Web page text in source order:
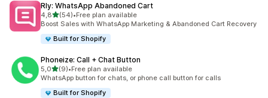
Rly: WhatsApp Abandoned Cart
4,8de 5 estrelas
(54)
54 total de avaliações
•Free plan available
Boost Sales with WhatsApp Marketing & Abandoned Cart Recovery
Built for Shopify
Phoneize: Call + Chat Button
5,0de 5 estrelas
(9)
9 total de avaliações
•Free plan available
WhatsApp button for chats, or phone call button for calls
Built for Shopify